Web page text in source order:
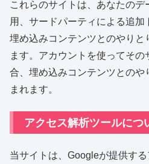
これらのサイトは、あなたの
用、サードパーティによる追加
埋め込みコンテンツとのやりと
ます。アカウントを使ってそ
合、埋め込みコンテンツとのや
まれます。
アクセス解析ツールにつ
当サイトは、Googleが提供す